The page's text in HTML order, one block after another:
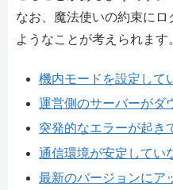
なお、魔法使いの約束に
ようなことが考えられます
機内モードを設定して
運営側のサーバーがダ
突発的なエラーが起き
通信環境が安定してい
最新のバージョンにア